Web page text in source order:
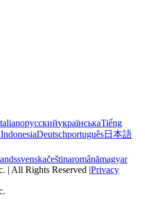
русскийукраїнськаTiếng
IndonesiaDeutschportuguês日本語
svenskačeštinaromânămagyar
| All Rights Reserved |Privacy